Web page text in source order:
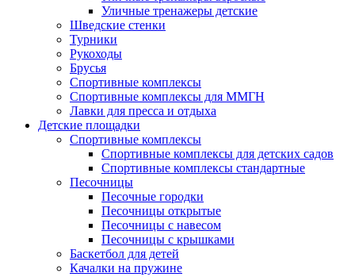
Уличные тренажеры детские
Шведские стенки
Турники
Рукоходы
Брусья
Спортивные комплексы
Спортивные комплексы для ММГН
Лавки для пресса и отдыха
Детские площадки
Спортивные комплексы
Спортивные комплексы для детских садов
Спортивные комплексы стандартные
Песочницы
Песочные городки
Песочницы открытые
Песочницы с навесом
Песочницы с крышками
Баскетбол для детей
Качалки на пружине